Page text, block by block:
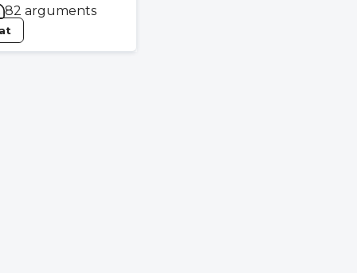
82 arguments